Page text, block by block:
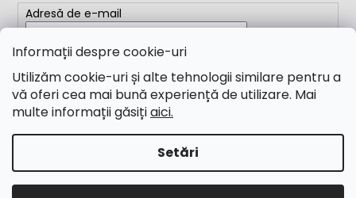
Informații despre cookie-uri
Utilizăm cookie-uri și alte tehnologii similare pentru a
vă oferi cea mai bună experiență de utilizare. Mai
multe informații găsițiaici.
Setări
Adresă de e-mail
Completând adresa de e-mail, acceptați
condițiile
ABONARE
Drepturi de autor 2026M&B Calibr. Toate drepturile